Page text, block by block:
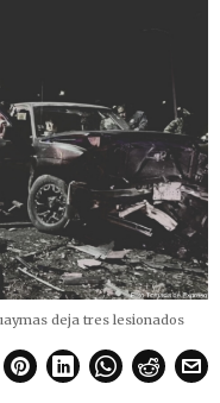
deja tres lesionados